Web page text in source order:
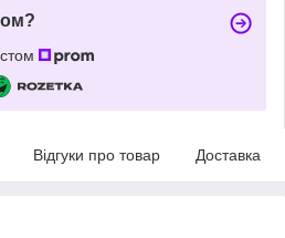
Відгуки про товар Доставка